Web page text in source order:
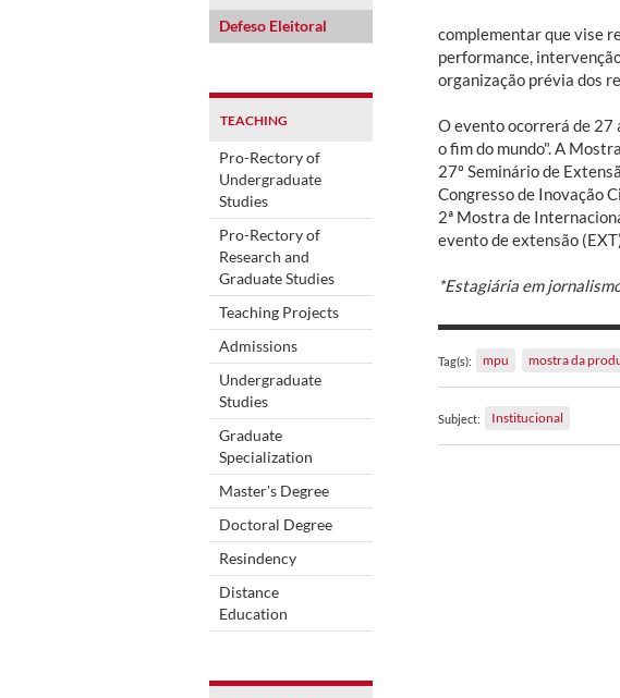
Defeso Eleitoral
TEACHING
Pro-Rectory of
Undergraduate
Studies
Pro-Rectory of
Research and
Graduate Studies
Teaching Projects
Admissions
Undergraduate
Studies
Graduate
Specialization
Master's Degree
Doctoral Degree
Resindency
Distance
Education
complementar que vise
performance,
organização prévia dos
O evento ocorrerá de 27
o fim do mundo". A
27º Seminário de
Congresso de Inovação
2ª Mostra de
evento de extensão
*Estagiária em
Tag(s): mpu mostra da
Subject: Institucional